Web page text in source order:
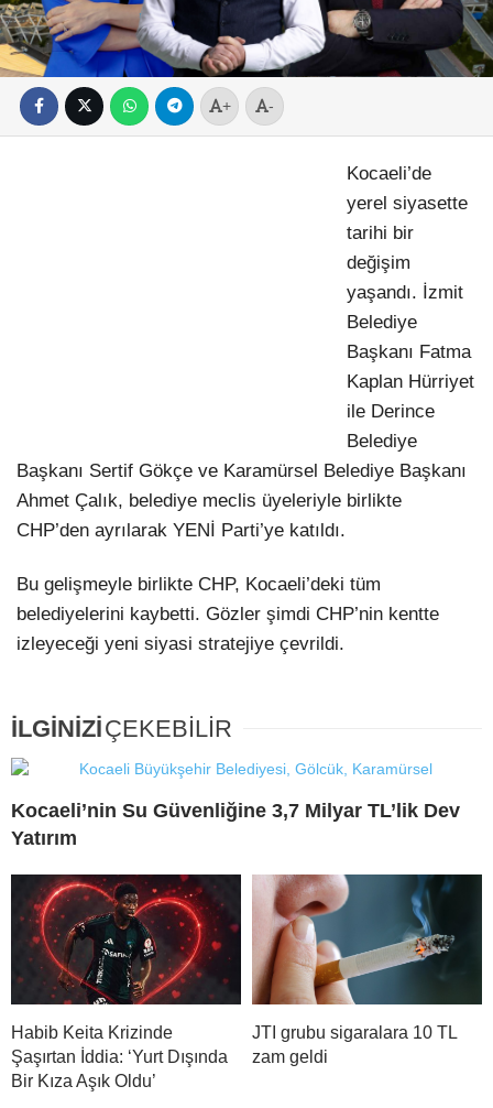
+ -
Kocaeli’de
yerel siyasette
tarihi bir
değişim
yaşandı. İzmit
Belediye
Başkanı Fatma
Kaplan Hürriyet
ile Derince
Belediye
Başkanı Sertif Gökçe ve Karamürsel Belediye Başkanı
Ahmet Çalık, belediye meclis üyeleriyle birlikte
CHP’den ayrılarak YENİ Parti’ye katıldı.
Bu gelişmeyle birlikte CHP, Kocaeli’deki tüm
belediyelerini kaybetti. Gözler şimdi CHP’nin kentte
izleyeceği yeni siyasi stratejiye çevrildi.
İLGİNİZİÇEKEBİLİR
Kocaeli’nin Su Güvenliğine 3,7 Milyar TL’lik Dev
Yatırım
Habib Keita Krizinde
Şaşırtan İddia: ‘Yurt Dışında
Bir Kıza Aşık Oldu’
JTI grubu sigaralara 10 TL
zam geldi